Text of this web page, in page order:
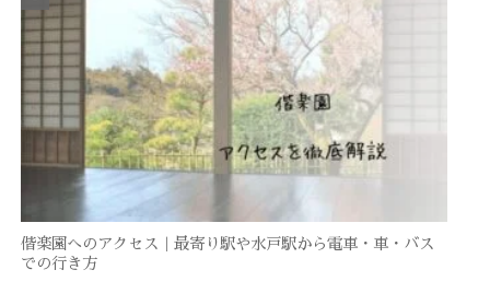
偕楽園へのアクセス｜最寄り駅や水戸駅から電車・車・バス
での行き方